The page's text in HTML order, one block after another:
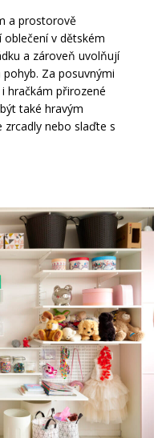
a prostorově
v dětském
a zároveň uvolňují
Za posuvnými
hračkám přirozené
také hravým
nebo slaďte s